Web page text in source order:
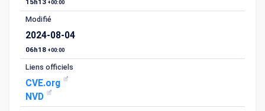
15h13 +00:00
Modifié
2024-08-04
06h18 +00:00
Liens officiels
CVE.org
NVD